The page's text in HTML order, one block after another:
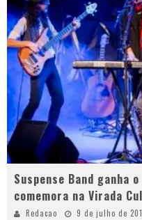
Suspense Band ganha
comemora na Virada
Redacao 9 de julho de